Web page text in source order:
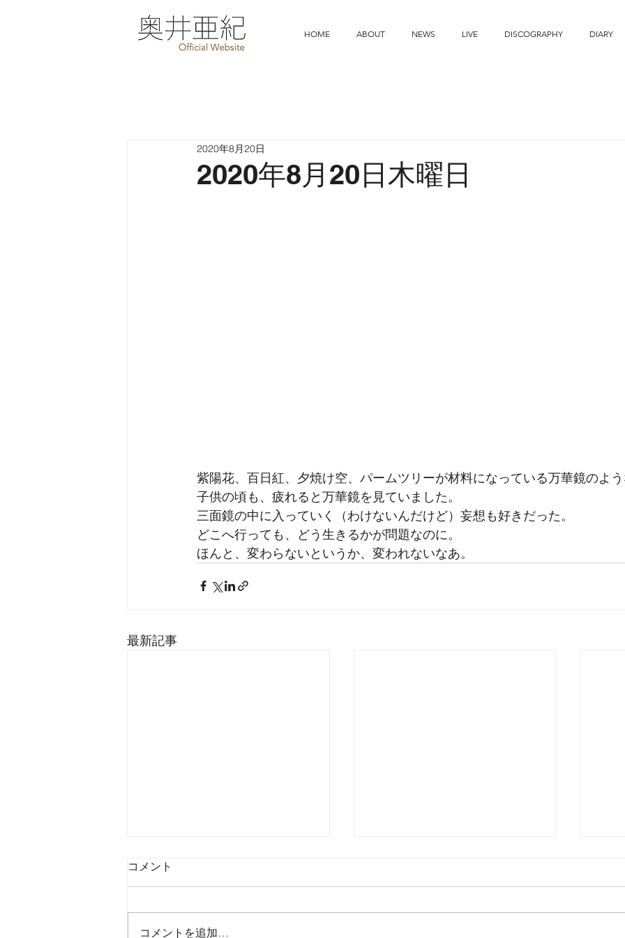
HOME ABOUT NEWS LIVE DISCOGRAPHY DIARY
2020年8月20日木曜日
2020年8月20日
紫陽花、百日紅、夕焼け空、パームツリーが材料になっている万華鏡のよ
子供の頃も、疲れると万華鏡を見ていました。
三面鏡の中に入っていく（わけないんだけど）妄想も好きだった。
どこへ行っても、どう生きるかが問題なのに。
ほんと、変わらないというか、変われないなあ。
最新記事
コメント
コメントを追加…